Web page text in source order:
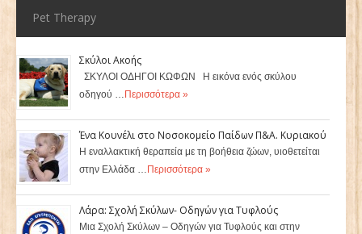
Pet Therapy
Σκύλοι Ακοής
ΣΚΥΛΟΙ ΟΔΗΓΟΙ ΚΩΦΩΝ Η εικόνα ενός σκύλου
οδηγού … Περισσότερα »
Ένα Κουνέλι στο Νοσοκομείο Παίδων Π&Α. Κυριακού
Η εναλλακτική θεραπεία με τη βοήθεια ζώων, υιοθετείται
στην Ελλάδα … Περισσότερα »
Λάρα: Σχολή Σκύλων- Οδηγών για Τυφλούς
Μια Σχολή Σκύλων – Οδηγών για Τυφλούς και στην